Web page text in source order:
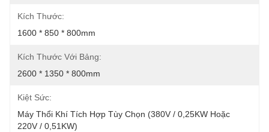
Kích Thước:
1600 * 850 * 800mm
Kích Thước Với Bảng:
2600 * 1350 * 800mm
Kiệt Sức:
Máy Thổi Khí Tích Hợp Tùy Chọn (380V / 0,25KW Hoặc
220V / 0,51KW)